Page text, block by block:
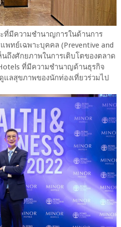
ะที่มีความชำนาญการในด้านการ
พทย์เฉพาะบุคคล (Preventive and
นถึงศักยภาพในการเติบโตของตลาด
ที่มีความชำนาญด้านธุรกิจ
แลสุขภาพของนักท่องเที่ยวร่วมไป